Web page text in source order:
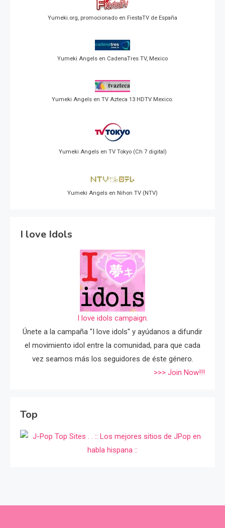
Yumeki.org, promocionado en FiestaTV de España
Yumeki Angels en CadenaTres TV, Mexico
Yumeki Angels en TV Azteca 13 HDTV Mexico.
Yumeki Angels en TV Tokyo (Ch 7 digital)
Yumeki Angels en Nihon TV (NTV)
I love Idols
I love idols campaign.
Únete a la campaña "I love idols" y ayúdanos a difundir
el movimiento idol entre la comunidad, para que cada
vez seamos más los seguidores de éste género.
>>> Join Now!!!
Top